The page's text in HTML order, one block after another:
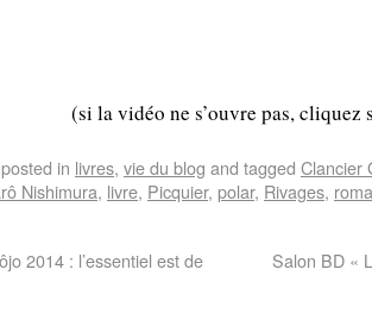
(si la vidéo ne s’ouvre pas, cliquez
in livres, vie du blog and tagged Clancier
Nishimura, livre, Picquier, polar, Rivages,
2014 : l’essentiel est de
Salon BD «